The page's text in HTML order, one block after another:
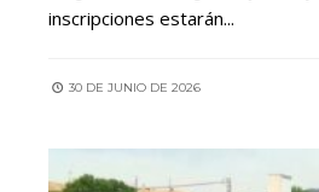
inscripciones estarán...
30 DE JUNIO DE 2026